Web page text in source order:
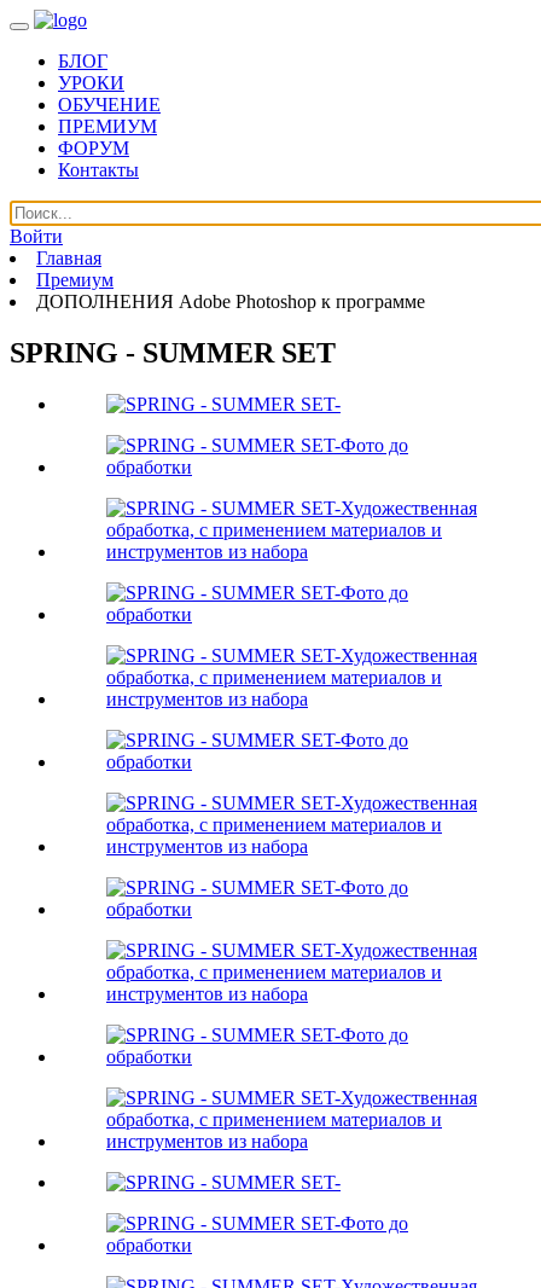
БЛОГ
УРОКИ
ОБУЧЕНИЕ
ПРЕМИУМ
ФОРУМ
Контакты
Войти
Главная
Премиум
ДОПОЛНЕНИЯ Adobe Photoshop к программе
SPRING - SUMMER SET